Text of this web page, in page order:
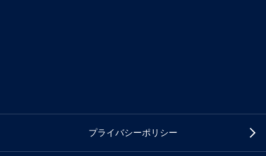
プライバシーポリシー